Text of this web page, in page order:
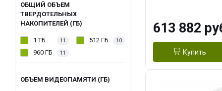
ОБЩИЙ ОБЪЕМ
ТВЕРДОТЕЛЬНЫХ
НАКОПИТЕЛЕЙ (ГБ)
1 ТБ 11 512 ГБ 10
960 ГБ 11
ОБЪЕМ ВИДЕОПАМЯТИ (ГБ)
Turbo/ 960 ГБ
613 882
Купить